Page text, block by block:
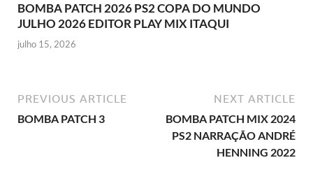
BOMBA PATCH 2026 PS2 COPA DO MUNDO
JULHO 2026 EDITOR PLAY MIX ITAQUI
julho 15, 2026
PREVIOUS ARTICLE
BOMBA PATCH 3
NEXT ARTICLE
BOMBA PATCH MIX 2024
PS2 NARRAÇÃO ANDRÉ
HENNING 2022